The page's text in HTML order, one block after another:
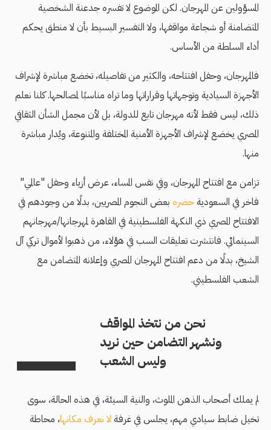
المسؤولين عن المهرجان. لكن الموضوع لا تفسره جدعنة الشخصية
المتضامنة أو شجاعة مواقفها، ولا التفسير البسيط بأن لا منطق يحكم
أداء السلطة من الأساس.
فالمهرجان، وحفل افتتاحه، والكثير من تفاصيله، تخضع مباشرة لإشراف
الأجهزة السيادية وتوجهاتها وقراراتها وما تراه مناسبًا لمصالحها. كلنا نعلم
ذلك، ليس فقط لأنه مهرجان تابع للدولة، بل لأن مجمل الشأن الثقافي
المصري يخضع لإشراف الأجهزة الأمنية المختلفة والمتنوعة، ويُدار مباشرة
منها.
تزامن مع افتتاح المهرجان، وفي نفس المساء، عرض أزياء وحفل "عالمي"
فاخر في السعودية حضره بعض النجوم المصريين، بدلًا من وجودهم في
الافتتاح المصري ذي النكهة الفلسطينية في القاهرة لمهرجانها/مهرجانهم
السينمائي. فانتشرت تعليقات السب في هؤلاء، من ذهبوا لأموال تركي آل
الشيخ، بدلًا من دعم افتتاح المهرجان المصري وإعلانه المتضامن مع
الشعب الفلسطيني.
نحن من نتخذ المواقف
ونشهر التضامن حين نريد
وليس الشعب
لم يملك أصحاب الذهن الملوث، والنية السيئة، في هذه الحالة، سوى
تخيل ضابط سيادي مهم، يجلس في غرفة لا نعرف مكانها، محاطة